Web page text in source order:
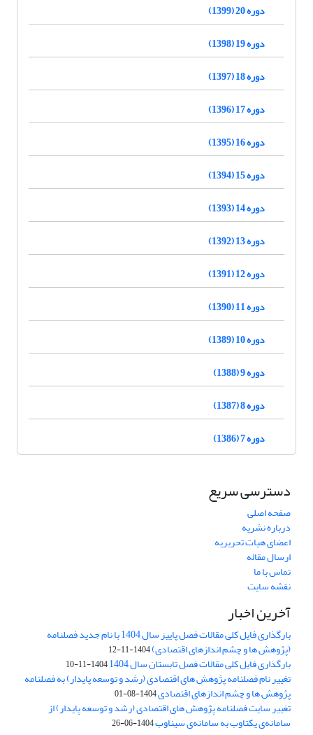
دوره 20 (1399)
دوره 19 (1398)
دوره 18 (1397)
دوره 17 (1396)
دوره 16 (1395)
دوره 15 (1394)
دوره 14 (1393)
دوره 13 (1392)
دوره 12 (1391)
دوره 11 (1390)
دوره 10 (1389)
دوره 9 (1388)
دوره 8 (1387)
دوره 7 (1386)
دسترسی سریع
صفحه اصلی
درباره نشریه
اعضای هیات تحریریه
ارسال مقاله
تماس با ما
نقشه سایت
آخرین اخبار
بارگذاری فایل کلی مقالات فصل پاییز سال 1404 با نام جدید فصلنامه
(پژوهش ها و چشم اندازهای اقتصادی)1404-11-12
بارگذاری فایل کلی مقالات فصل تابستان سال 1404 1404-11-10
تغییر نام فصلنامه پژوهش های اقتصادی (رشد و توسعه پایدار) به فصلنامه
پژوهش ها و چشم اندازهای اقتصادی1404-08-01
تغییر سایت فصلنامه پژوهش های اقتصادی (رشد و توسعه پایدار) از
سامانه‌ی یکتاوب به سامانه‌ی سیناوب1404-06-26